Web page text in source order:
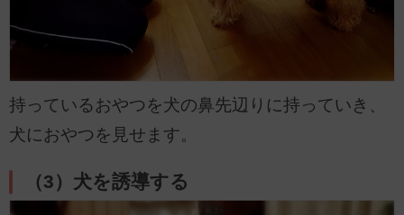
持っているおやつを犬の鼻先辺りに持っていき、
犬におやつを見せます。
（3）犬を誘導する